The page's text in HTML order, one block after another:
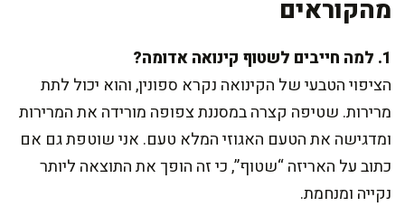
מהקוראים
1. למה חייבים לשטוף קינואה אדומה?
הציפוי הטבעי של הקינואה נקרא ספונין, והוא יכול לתת
מרירות. שטיפה קצרה במסננת צפופה מורידה את המרירות
ומדגישה את הטעם האגוזי המלא טעם. אני שוטפת גם אם
כתוב על האריזה “שטוף”, כי זה הופך את התוצאה ליותר
נקייה ומנחמת.